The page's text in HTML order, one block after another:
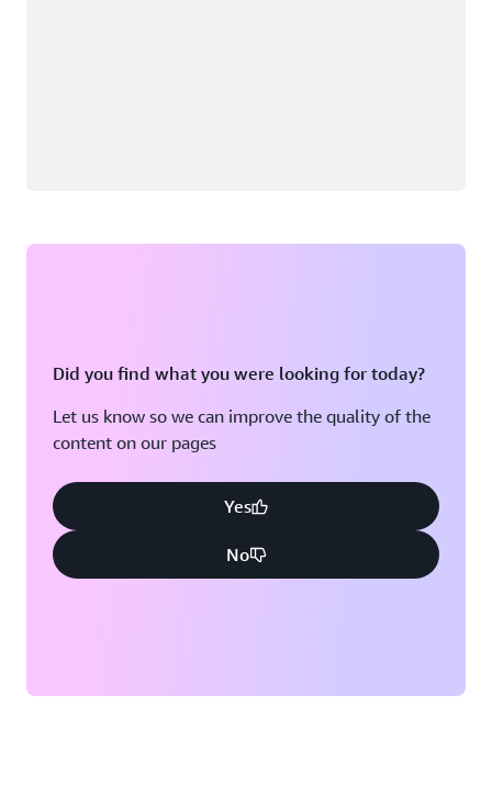
Did you find what you were looking for today?
Let us know so we can improve the quality of the
content on our pages
Yes
No